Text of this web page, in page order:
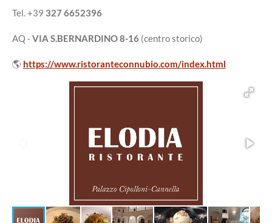
Tel. +39 327 6652396
AQ -VIA S.BERNARDINO 8-16 (centro storico)
🌎 https://www.ristoranteconnubio.com/index.html